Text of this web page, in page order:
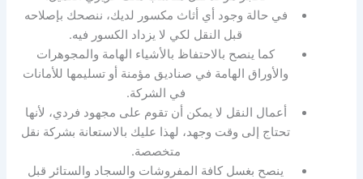
في حالة وجود أي أثاث مكسور لديك، ننصحك بإصلاحه
قبل النقل لكي لا يزداد الكسور فيه.
كما ينصح بالاحتفاظ بالأشياء الهامة والمجوهرات
والأوراق الهامة في صناديق مؤمنة أو تسليمها للأمانات
في الشركة.
أعمال النقل لا يمكن أن تقوم على مجهود فردي، لأنها
تحتاج إلى وقت وجهد، لهذا عليك بالاستعانة بشركة نقل
متخصصة.
ينصح بغسل كافة المفروشات والسجاد والستائر قبل